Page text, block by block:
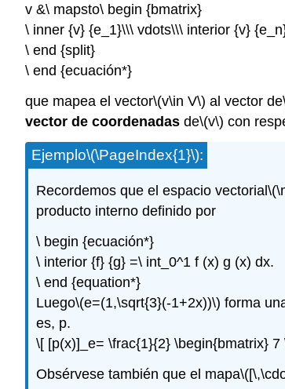
v &\ mapsto\ begin {bmatrix}
\ inner {v} {e_1}\\\ vdots\\\ interior {v}
\ end {split}
\ end {ecuación*}
que mapea el vector\(v\in V\) al vector de
vector de coordenadas de\(v\) con
Ejemplo\(\PageIndex{1}\):
Recordemos que el espacio vectorial
producto interno definido por
\ begin {ecuación*}
\ interior {f} {g} =\ int_0^1 f (x) g (x) dx.
\ end {equation*}
Luego\(e=(1,\sqrt{3}(-1+2x))\) forma
es, p.
\[ [p(x)]_e= \frac{1}{2} \begin{bmatrix}
Obsérvese también que el mapa